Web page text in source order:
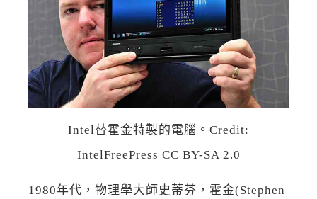
Intel替霍金特製的電腦。Credit:
IntelFreePress CC BY-SA 2.0
1980年代，物理學大師史蒂芬，霍金(Stephen